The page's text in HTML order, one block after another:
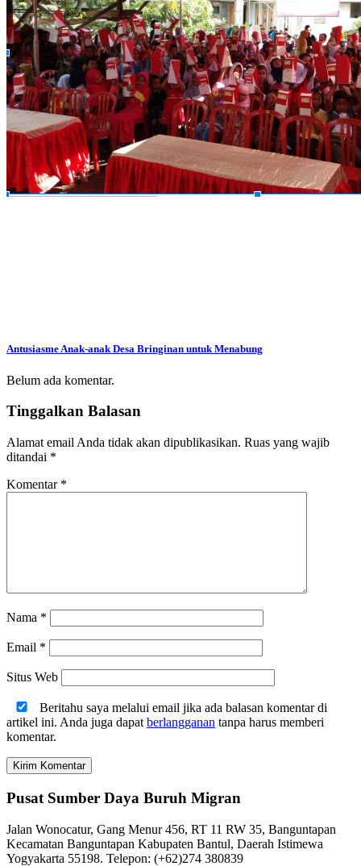
Antusiasme Anak-anak Desa Bringinan untuk Menabung
Belum ada komentar.
Tinggalkan Balasan
Alamat email Anda tidak akan dipublikasikan. Ruas yang wajib
ditandai *
Komentar *
Nama *
Email *
Situs Web
Beritahu saya melalui email jika ada balasan komentar di
artikel ini. Anda juga dapat berlangganan tanpa harus memberi
komentar.
Pusat Sumber Daya Buruh Migran
Jalan Wonocatur, Gang Menur 456, RT 11 RW 35, Banguntapan
Kecamatan Banguntapan Kabupaten Bantul, Daerah Istimewa
Yogyakarta 55198. Telepon: (+62)274 380839